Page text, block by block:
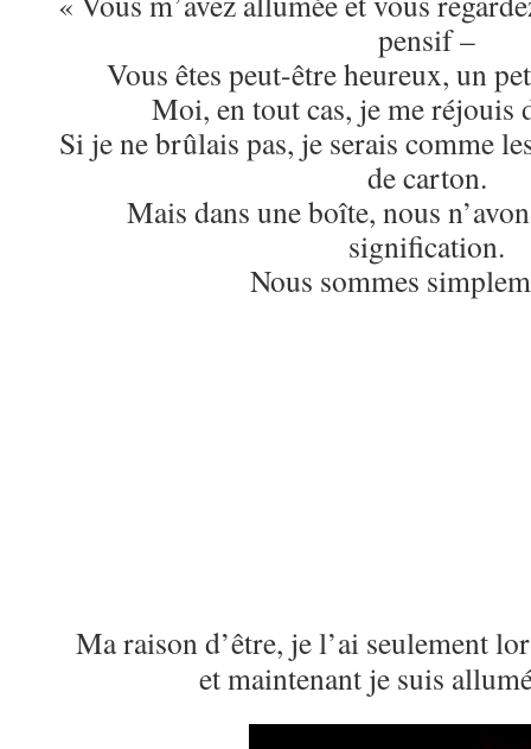
pensif –
Vous êtes peut-être heureux, un
Moi, en tout cas, je me réjouis
Si je ne brûlais pas, je serais comme
de carton.
Mais dans une boîte, nous
signification.
Nous sommes
Ma raison d’être, je l’ai seulement
et maintenant je suis